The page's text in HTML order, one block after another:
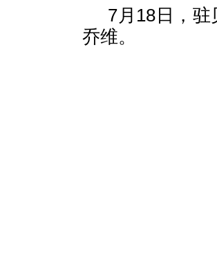
7月18日，驻
乔维。